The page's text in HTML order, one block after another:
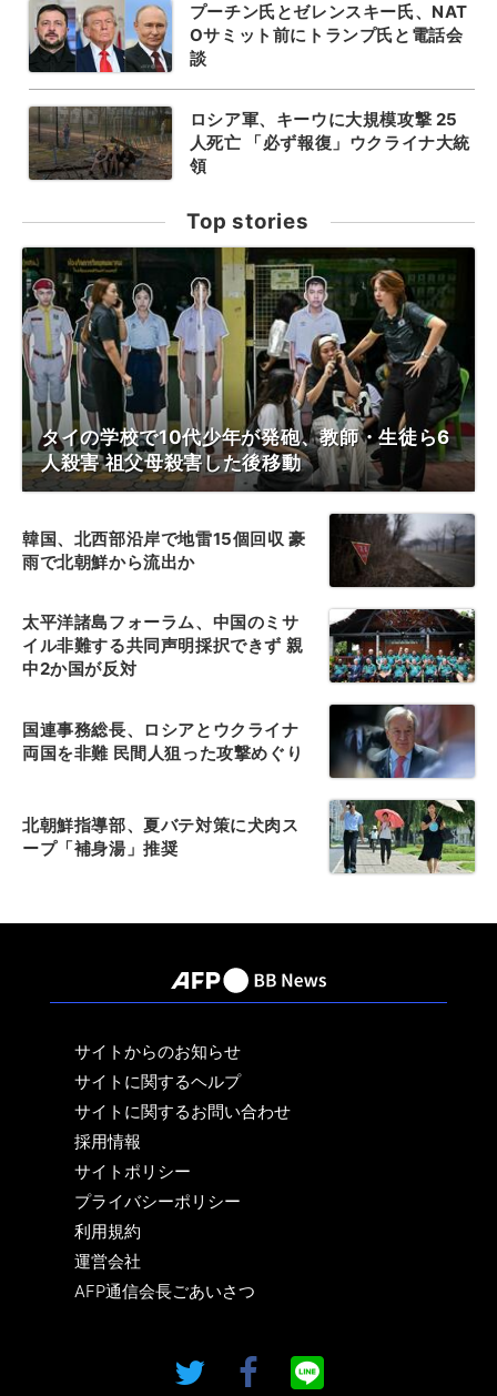
プーチン氏とゼレンスキー氏、NAT
Oサミット前にトランプ氏と電話会
談
ロシア軍、キーウに大規模攻撃 25
人死亡 「必ず報復」ウクライナ大統
領
Top stories
タイの学校で10代少年が発砲、教師・生徒ら6
人殺害 祖父母殺害した後移動
韓国、北西部沿岸で地雷15個回収 豪
雨で北朝鮮から流出か
太平洋諸島フォーラム、中国のミサ
イル非難する共同声明採択できず 親
中2か国が反対
国連事務総長、ロシアとウクライナ
両国を非難 民間人狙った攻撃めぐり
北朝鮮指導部、夏バテ対策に犬肉ス
ープ「補身湯」推奨
サイトからのお知らせ
サイトに関するヘルプ
サイトに関するお問い合わせ
採用情報
サイトポリシー
プライバシーポリシー
利用規約
運営会社
AFP通信会長ごあいさつ